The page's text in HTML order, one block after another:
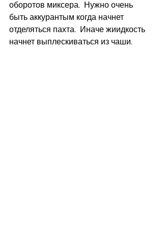
оборотов миксера.  Нужно очень
быть аккурантым когда начнет
отделяться пахта.  Иначе жиидкость
начнет выплескиваться из чаши.